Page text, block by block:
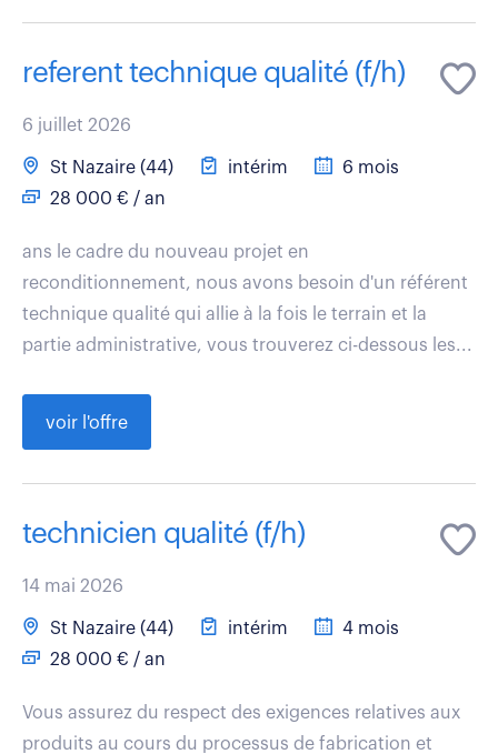
referent technique qualité (f/h)
6 juillet 2026
St Nazaire (44) intérim
6 mois
28 000 € / an
ans le cadre du nouveau projet en
reconditionnement, nous avons besoin d'un référent
technique qualité qui allie à la fois le terrain et la
partie administrative, vous trouverez ci-dessous les...
voir l'offre
technicien qualité (f/h)
14 mai 2026
St Nazaire (44) intérim
4 mois
28 000 € / an
Vous assurez du respect des exigences relatives aux
produits au cours du processus de fabrication et